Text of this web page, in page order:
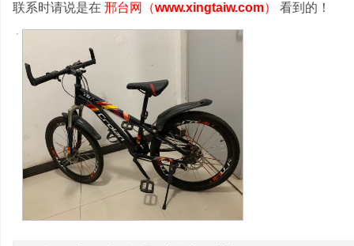
联系时请说是在 邢台网（www.xingtaiw.com） 看到的！